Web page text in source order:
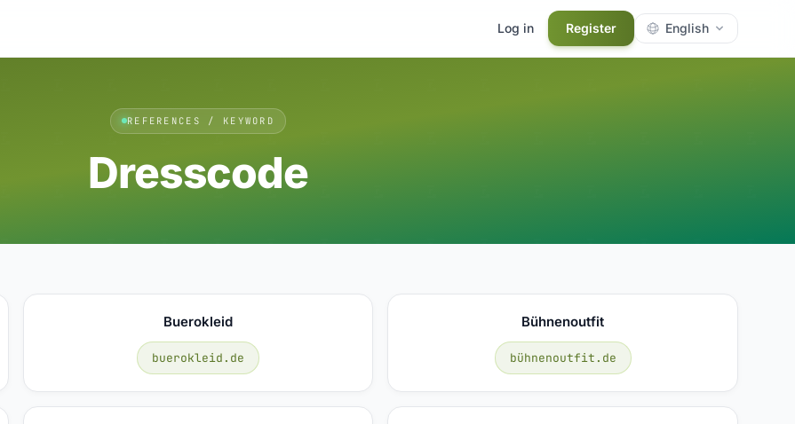
Log in Register English
REFERENCES / KEYWORD
Dresscode
Buerokleid
buerokleid.de
Bühnenoutfit
bühnenoutfit.de